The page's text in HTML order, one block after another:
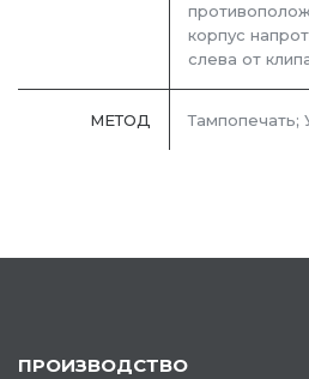
корпус
слева от
МЕТОД Тампопечать;
ПРОИЗВОДСТВО